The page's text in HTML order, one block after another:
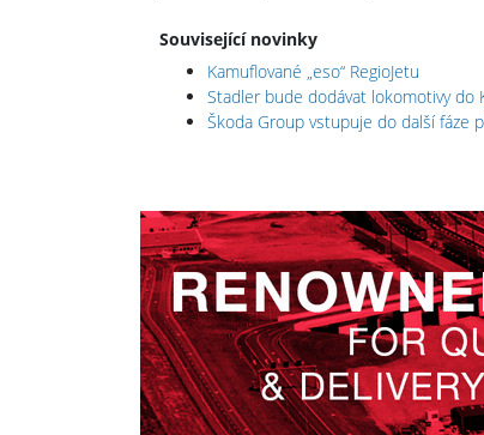
Související novinky
Kamuflované „eso“ RegioJetu
Stadler bude dodávat lokomotivy do
Škoda Group vstupuje do další fáze